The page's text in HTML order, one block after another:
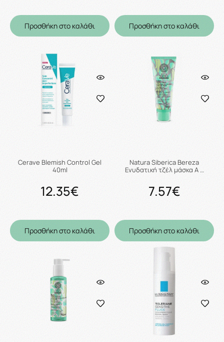
Προσθήκη στο καλάθι Προσθήκη στο καλάθι
Cerave Blemish Control Gel
40ml
12.35€
Προσθήκη στο καλάθι
Natura Siberica Bereza
Ενυδατική τζέλ μάσκα Α …
7.57€
Προσθήκη στο καλάθι